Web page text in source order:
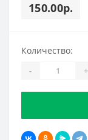
150.00р.
Количество:
- +